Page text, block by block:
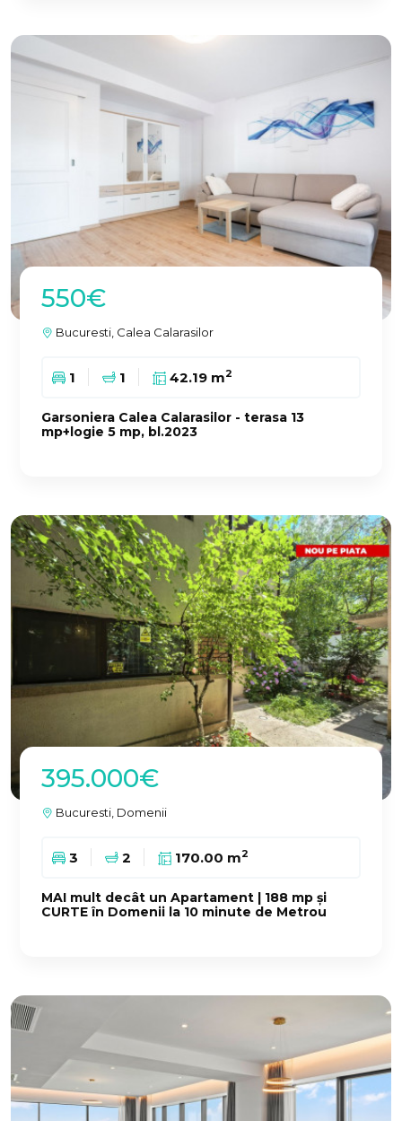
550€
Bucuresti, Calea Calarasilor
1 1 42.19 m2
Garsoniera Calea Calarasilor - terasa 13
mp+logie 5 mp, bl.2023
395.000€
Bucuresti, Domenii
3 2 170.00 m2
MAI mult decât un Apartament | 188 mp și
CURTE în Domenii la 10 minute de Metrou